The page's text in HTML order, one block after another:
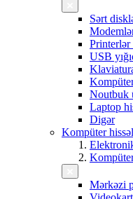
Sərt
Printerlər
USB
Noutbuk
Laptop
Digər
Kompüter
Mərkəzi